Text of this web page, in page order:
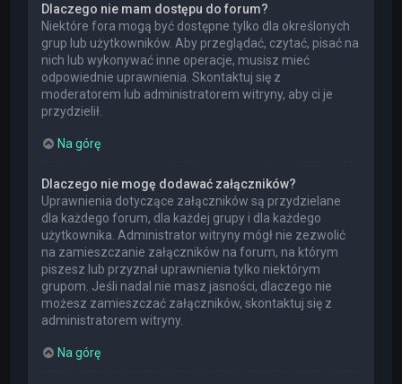
Dlaczego nie mam dostępu do forum?
Niektóre fora mogą być dostępne tylko dla określonych
grup lub użytkowników. Aby przeglądać, czytać, pisać na
nich lub wykonywać inne operacje, musisz mieć
odpowiednie uprawnienia. Skontaktuj się z
moderatorem lub administratorem witryny, aby ci je
przydzielił.
Na górę
Dlaczego nie mogę dodawać załączników?
Uprawnienia dotyczące załączników są przydzielane
dla każdego forum, dla każdej grupy i dla każdego
użytkownika. Administrator witryny mógł nie zezwolić
na zamieszczanie załączników na forum, na którym
piszesz lub przyznał uprawnienia tylko niektórym
grupom. Jeśli nadal nie masz jasności, dlaczego nie
możesz zamieszczać załączników, skontaktuj się z
administratorem witryny.
Na górę